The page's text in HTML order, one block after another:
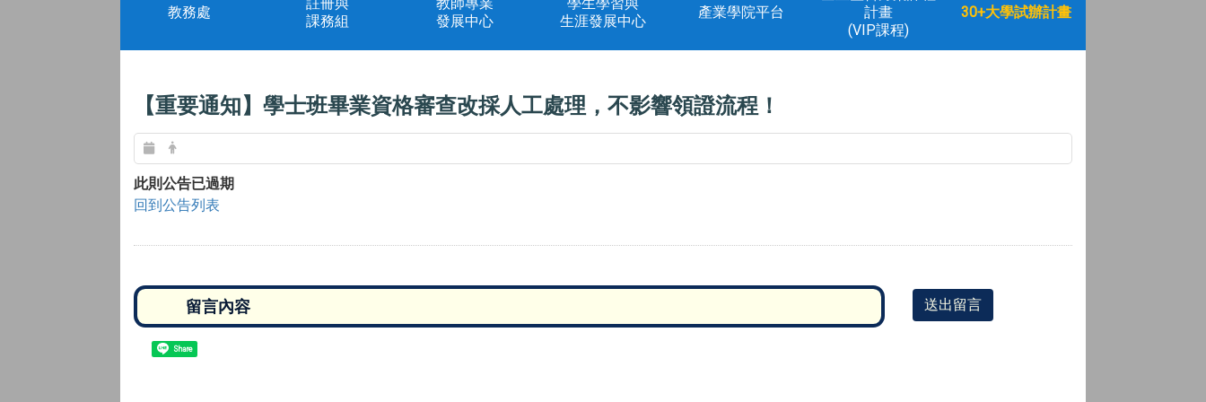
教務處
課務組
發展中心
生涯發展中心
產業學院平台
計畫
(VIP課程)
30+大學試辦計畫
【重要通知】學士班畢業資格審查改採人工處理，不影響領證流程！
此則公告已過期
回到公告列表
送出留言
Share